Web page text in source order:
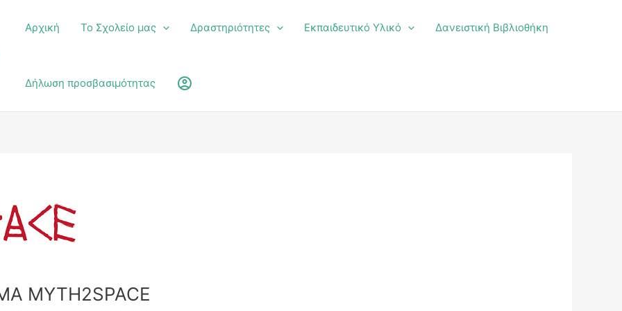
Αρχική Το Σχολείο μας Δραστηριότητες Εκπαιδευτικό Υλικό Δανειστική Βιβλιοθήκη
Δήλωση προσβασιμότητας account_circle
MYTH2SPACE